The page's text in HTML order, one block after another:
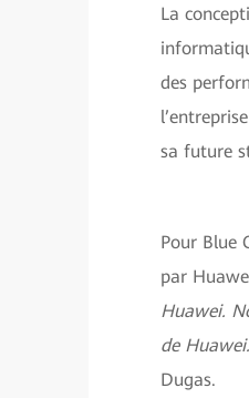
La
des
sa future
Pour Blue
par
Huawei.
de
Dugas.